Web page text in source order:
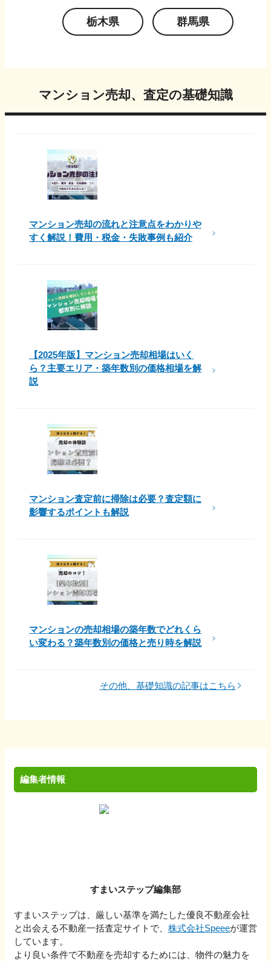
栃木県 群馬県
マンション売却、査定の基礎知識
マンション売却の流れと注意点をわかりや
すく解説！費用・税金・失敗事例も紹介
【2025年版】マンション売却相場はいく
ら？主要エリア・築年数別の価格相場を解
説
マンション査定前に掃除は必要？査定額に
影響するポイントも解説
マンションの売却相場の築年数でどれくら
い変わる？築年数別の価格と売り時を解説
その他、基礎知識の記事はこちら
編集者情報
すまいステップ編集部
すまいステップは、厳しい基準を満たした優良不動産会社
と出会える不動産一括査定サイトで、 株式会社Speeeが運営
しています。
より良い条件で不動産を売却するためには、物件の魅力を